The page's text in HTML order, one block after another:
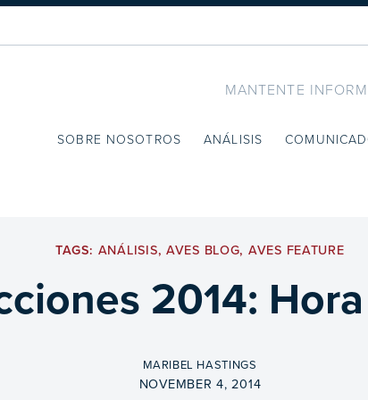
MANTENTE
SOBRE NOSOTROS ANÁLISIS
TAGS: ANÁLISIS, AVES BLOG, AVES FEATURE
2014:
BY
MARIBEL HASTINGS
ON
NOVEMBER 4, 2014